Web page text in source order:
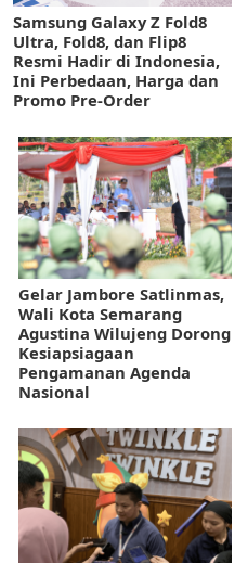
Samsung Galaxy Z Fold8
Ultra, Fold8, dan Flip8
Resmi Hadir di Indonesia,
Ini Perbedaan, Harga dan
Promo Pre-Order
Gelar Jambore Satlinmas,
Wali Kota Semarang
Agustina Wilujeng Dorong
Kesiapsiagaan
Pengamanan Agenda
Nasional